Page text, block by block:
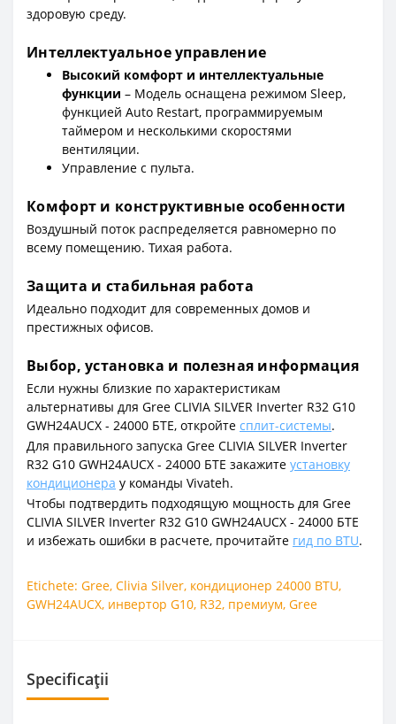
здоровую среду.
Интеллектуальное управление
Высокий комфорт и интеллектуальные
функции – Модель оснащена режимом Sleep,
функцией Auto Restart, программируемым
таймером и несколькими скоростями
вентиляции.
Управление с пульта.
Комфорт и конструктивные особенности
Воздушный поток распределяется равномерно по
всему помещению. Тихая работа.
Защита и стабильная работа
Идеально подходит для современных домов и
престижных офисов.
Выбор, установка и полезная информация
Если нужны близкие по характеристикам
альтернативы для Gree CLIVIA SILVER Inverter R32 G10
GWH24AUCX - 24000 БТЕ, откройте сплит-системы.
Для правильного запуска Gree CLIVIA SILVER Inverter
R32 G10 GWH24AUCX - 24000 БТЕ закажите установку
кондиционера у команды Vivateh.
Чтобы подтвердить подходящую мощность для Gree
CLIVIA SILVER Inverter R32 G10 GWH24AUCX - 24000 БТЕ
и избежать ошибки в расчете, прочитайте гид по BTU.
Etichete: Gree, Clivia Silver, кондиционер 24000 BTU,
GWH24AUCX, инвертор G10, R32, премиум, Gree
Specificații